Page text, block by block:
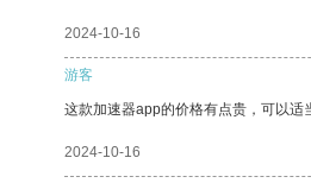
2024-10-16
游客
这款加速器app的价格有点贵，可以适
2024-10-16